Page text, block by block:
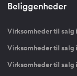
Beliggenheder
Virksomheder til
Virksomheder til
Virksomheder til salg